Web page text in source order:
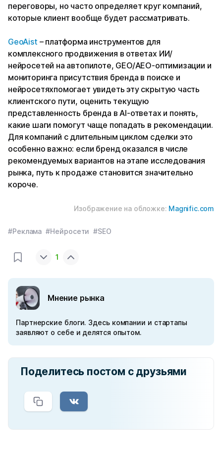
переговоры, но часто определяет круг компаний,
которые клиент вообще будет рассматривать.
GeoAist – платформа инструментов для
комплексного продвижения в ответах ИИ/
нейросетей на автопилоте, GEO/AEO-оптимизации и
мониторинга присутствия бренда в поиске и
нейросетяхпомогает увидеть эту скрытую часть
клиентского пути, оценить текущую
представленность бренда в AI-ответах и понять,
какие шаги помогут чаще попадать в рекомендации.
Для компаний с длительным циклом сделки это
особенно важно: если бренд оказался в числе
рекомендуемых вариантов на этапе исследования
рынка, путь к продаже становится значительно
короче.
Изображение на обложке: Magnific.com
#Реклама #Нейросети #SEO
1
Мнение рынка
Партнерские блоги. Здесь компании и стартапы
заявляют о себе и делятся опытом.
Поделитесь постом с друзьями